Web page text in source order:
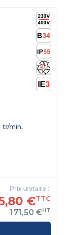
tr/min,
Prix unitaire :
€TTC
171,50 €HT